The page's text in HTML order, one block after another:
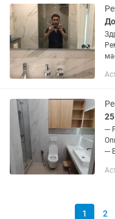
мастера
---
---
1 2